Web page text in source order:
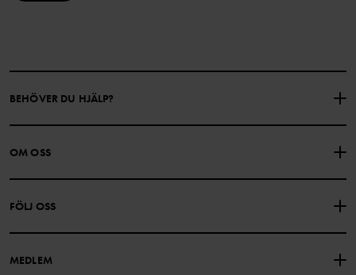
BEHÖVER DU HJÄLP?
KONTAKTA OSS
PRESENTKORTSALDO KÖPVILLKOR
INTEGRITETSPOLICY
OM OSS
FÖLJ OSS
MEDLEM